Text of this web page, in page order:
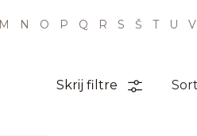
M N O P Q R S Š T U V
Skrij filtre